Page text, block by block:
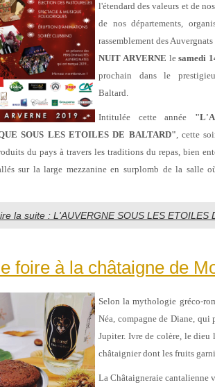
l'étendard des valeurs et de
de nos départements,
rassemblement des Auvergnats
NUIT ARVERNE lesamedi
prochain dans le
Baltard.
Intitulée cette année
SOUS LES ETOILES DE BALTARD", cette
du pays à travers les traditions du repas, bien
sur la large mezzanine en surplomb de la salle
la suite : L'AUVERGNE SOUS LES ETOILES
foire à la châtaigne de
Selon la mythologie gréco-
Néa, compagne de Diane, qui
Jupiter. Ivre de colère, le dieu
châtaignier dont les fruits
La Châtaigneraie cantalienne